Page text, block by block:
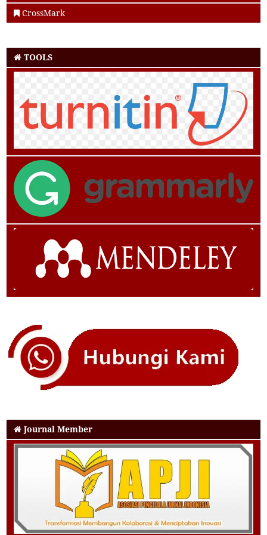
CrossMark
TOOLS
Journal Member